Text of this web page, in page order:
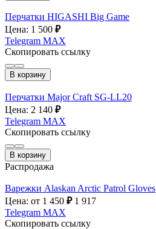
Перчатки HIGASHI Big Game
Цена: 1 500 ₽
Telegram MAX
Скопировать ссылку
В корзину
Перчатки Major Craft SG-LL20
Цена: 2 140 ₽
Telegram MAX
Скопировать ссылку
В корзину
Распродажа
Варежки Alaskan Arctic Patrol Gloves
Цена: от 1 450 ₽ 1 917
Telegram MAX
Скопировать ссылку